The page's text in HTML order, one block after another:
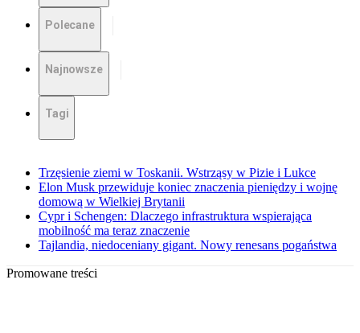
Polecane
Najnowsze
Tagi
Trzęsienie ziemi w Toskanii. Wstrząsy w Pizie i Lukce
Elon Musk przewiduje koniec znaczenia pieniędzy i wojnę
domową w Wielkiej Brytanii
Cypr i Schengen: Dlaczego infrastruktura wspierająca
mobilność ma teraz znaczenie
Tajlandia, niedoceniany gigant. Nowy renesans pogaństwa
Promowane treści